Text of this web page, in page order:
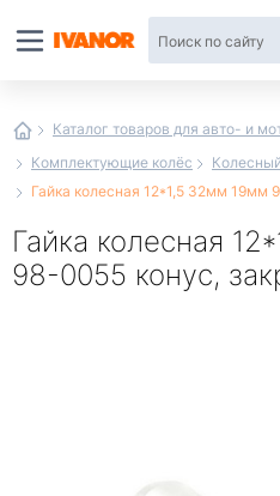
Каталог товаров для авто- и
Комплектующие колёс
Гайка колесная 12*1,5 32мм 19мм
Гайка колесная
98-0055 конус,
интернет-